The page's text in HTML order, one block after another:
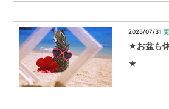
2025/07/31
★お盆も
★